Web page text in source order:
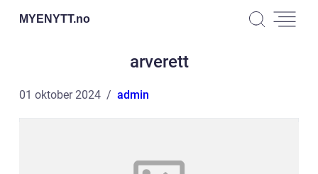
MYENYTT.no
arverett
01 oktober 2024 admin